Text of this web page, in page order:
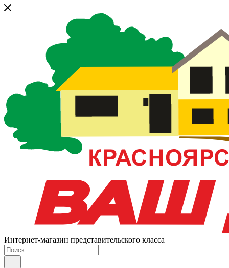
Интернет-магазин представительского класса